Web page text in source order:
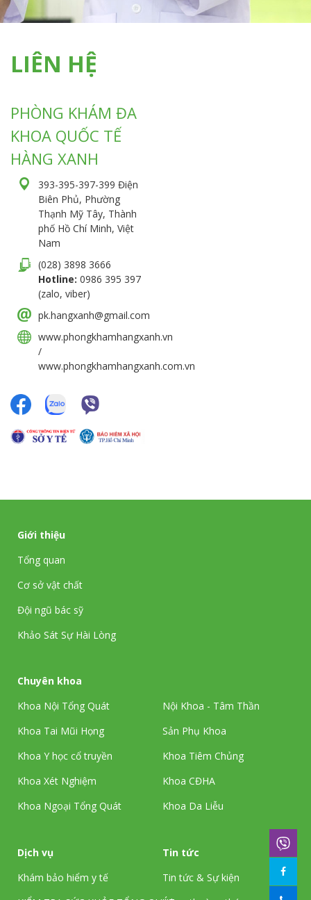
LIÊN HỆ
PHÒNG KHÁM ĐA
KHOA QUỐC TẾ
HÀNG XANH
393-395-397-399 Điện
Biên Phủ, Phường
Thạnh Mỹ Tây, Thành
phố Hồ Chí Minh, Việt
Nam
(028) 3898 3666
Hotline: 0986 395 397
(zalo, viber)
pk.hangxanh@gmail.com
www.phongkhamhangxanh.vn
/
www.phongkhamhangxanh.com.vn
Giới thiệu
Tổng quan
Cơ sở vật chất
Đội ngũ bác sỹ
Khảo Sát Sự Hài Lòng
Chuyên khoa
Khoa Nội Tổng Quát
Nội Khoa - Tâm Thần
Khoa Tai Mũi Họng
Sản Phụ Khoa
Khoa Y học cổ truyền
Khoa Tiêm Chủng
Khoa Xét Nghiệm
Khoa CĐHA
Khoa Ngoại Tổng Quát
Khoa Da Liễu
Dịch vụ
Khám bảo hiểm y tế
Tin tức
Tin tức & Sự kiện